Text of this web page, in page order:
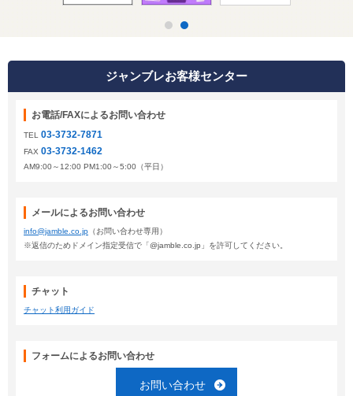
ジャンブレお客様センター
お電話/FAXによるお問い合わせ
TEL 03-3732-7871
FAX 03-3732-1462
AM9:00～12:00 PM1:00～5:00（平日）
メールによるお問い合わせ
info@jamble.co.jp （お問い合わせ専用）
※返信のためドメイン指定受信で「@jamble.co.jp」を許可してください。
チャット
チャット利用ガイド
フォームによるお問い合わせ
お問い合わせ